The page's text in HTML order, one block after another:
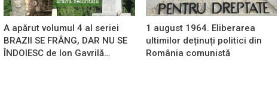
A apărut volumul 4 al seriei
BRAZII SE FRÂNG, DAR NU SE
ÎNDOIESC de Ion Gavrilă…
1 august 1964. Eliberarea
ultimilor deținuți politici din
România comunistă